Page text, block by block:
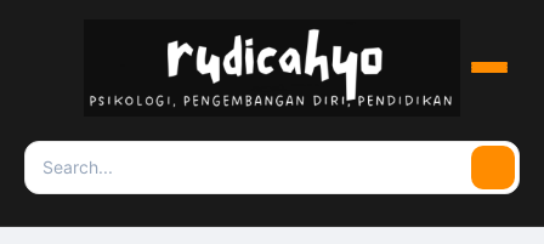
Menu
Search
for: